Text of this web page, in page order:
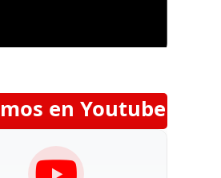
en Youtube